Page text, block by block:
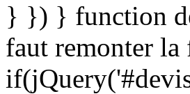
} }) } function
faut remonter